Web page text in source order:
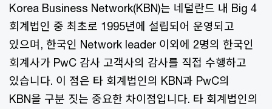
Korea Business Network(KBN)는 네덜란드 내 Big 4
회계법인 중 최초로 1995년에 설립되어 운영되고
있으며, 한국인 Network leader 이외에 2명의 한국인
회계사가 PwC 감사 고객사의 감사를 직접 수행하고
있습니다. 이 점은 타 회계법인의 KBN과 PwC의
KBN을 구분 짓는 중요한 차이점입니다. 타 회계법인의